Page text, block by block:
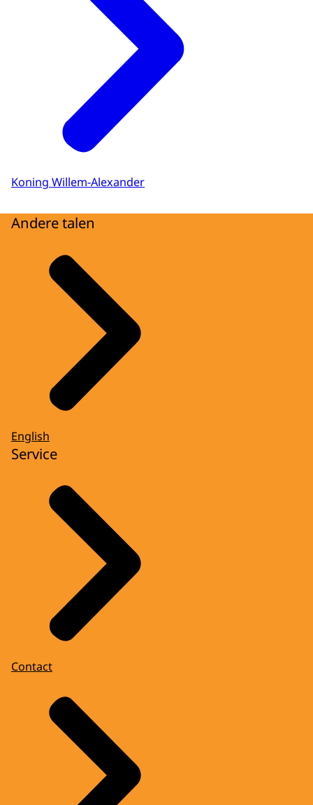
Koning Willem-Alexander
Andere talen
English
Service
Contact